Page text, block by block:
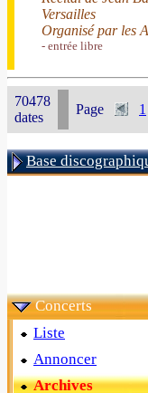
Versailles
Organisé par les
- entrée libre
70478
dates
Page 1
Base
Concerts
Liste
Annoncer
Archives